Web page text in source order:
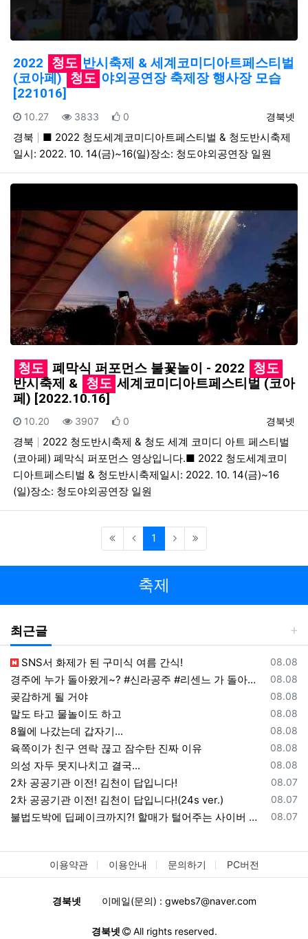
2022 청도 반시축제 & 세계코미디아트페스티벌
(코아페)
청도 야외공연장 축제장 행사장 모습
[221016]
등록자
경북넷
등록일
10.27 조회
3833 추천
0
경북
■ 2022 청도세계코미디아트페스티벌 & 청도반시축제
일시: 2022. 10. 14(금)~16(일)장소: 청도야외공연장 일원
청도 폐막식 퍼포먼스 불꽃놀이 - 2022
청도
반시축제 & 청도 세계코미디아트페스티벌 (코아
페) [2022.10.16]
등록자
경북넷
등록일
10.20 조회
3907 추천
0
경북
2022 청도반시축제 & 청도 세계 코미디 아트 페스티벌
(코아페) 폐막식 퍼포먼스 영상입니다.■ 2022 청도세계코미
디아트페스티벌 & 청도반시축제일시: 2022. 10. 14(금)~16
(일)장소: 청도야외공연장 일원
1 (current)
축제
최근글
등록일
08.08
SNS서 화제가 된 구미식 여름 간식!
등록일
08.08
경주에 누가 돌아왔게~? #신라공주 #리센느 가 돌아왔다
등록일
08.08
곶감하게 될 거야
등록일
08.08
말도 타고 물놀이도 하고
등록일
08.08
8월에 나갔는데 갑자기...
등록일
08.08
육쪽이가 친구 연락 끊고 잠수탄 진짜 이유
등록일
08.08
의성 자두 못지나치고 결국...
등록일
08.07
2차 공공기관 이전! 김천이 답입니다!
등록일
08.07
2차 공공기관 이전! 김천이 답입니다!(24s ver.)
등록일
08.07
불법도박에 딥페이크까지?! 할매가 털어주는 사이버 범죄 예방법
이용약관 이용안내 문의하기 PC버전
경북넷 이메일(문의) : gwebs7@naver.com
경북넷 All rights reserved.